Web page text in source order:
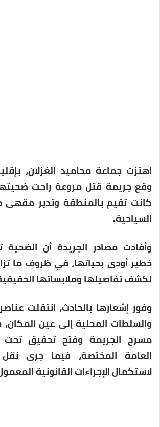
اهتزت جماعة محاميد الغزلان،
وقع جريمة قتل مروعة راحت
كانت تقيم بالمنطقة وتدير مقهى
السياحية.
وأفادت مصادر الجريدة أن الضحية
خطير أودى بحياتها، في ظروف ما
لكشف تفاصيلها وملابساتها
وفور إشعارها بالحادث، انتقلت
والسلطات المحلية إلى عين
مسرح الجريمة وفتح تحقيق تحت
العامة المختصة، فيما جرى
لاستكمال الإجراءات القانونية